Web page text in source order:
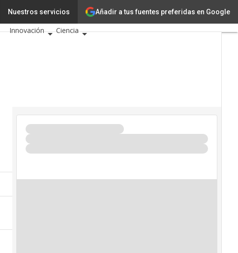
Añadir a tus fuentes preferidas en Google
Nuestros servicios
Tecnología
Innovación
Ciencia